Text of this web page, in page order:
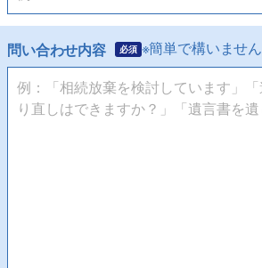
問い合わせ内容 必須 ※簡単で構いません